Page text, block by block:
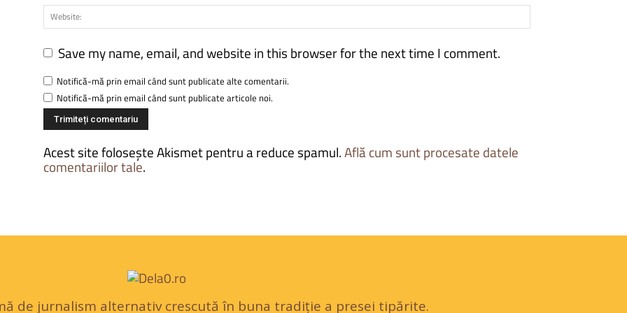
Save my name, email, and website in this browser for the next time I comment.
Notifică-mă prin email când sunt publicate alte comentarii.
Notifică-mă prin email când sunt publicate articole noi.
Acest site folosește Akismet pentru a reduce spamul.Află cum sunt procesate datele
comentariilor tale.
de jurnalism alternativ crescută în buna tradiție a presei tipărite.